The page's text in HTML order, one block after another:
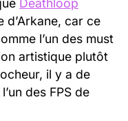
Deathloop
car ce
l’un des must
artistique plutôt
il y a de
des FPS de